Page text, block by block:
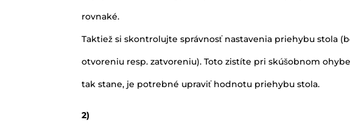
rovnaké.
Taktiež si skontrolujte správnosť nastavenia priehybu stola
otvoreniu resp. zatvoreniu). Toto zistíte pri skúšobnom
tak stane, je potrebné upraviť hodnotu priehybu stola.
2)